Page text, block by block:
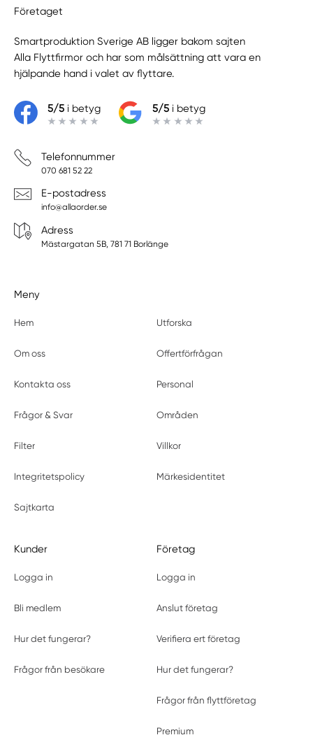
Företaget
Smartproduktion Sverige AB ligger bakom sajten
Alla Flyttfirmor och har som målsättning att vara en
hjälpande hand i valet av flyttare.
5/5i betyg 5/5i betyg
Telefonnummer
070 681 52 22
E-postadress
info@allaorder.se
Adress
Mästargatan 5B, 781 71 Borlänge
Meny
Hem Utforska
Om oss Offertförfrågan
Kontakta oss Personal
Frågor & Svar Områden
Filter Villkor
Integritetspolicy Märkesidentitet
Sajtkarta
Kunder
Logga in
Bli medlem
Hur det fungerar?
Frågor från besökare
Företag
Logga in
Anslut företag
Verifiera ert företag
Hur det fungerar?
Frågor från flyttföretag
Premium